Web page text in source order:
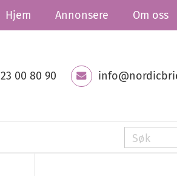
Hjem Annonsere Om oss
23 00 80 90